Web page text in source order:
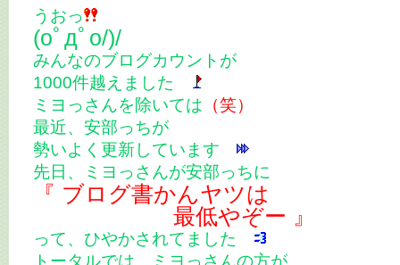
うおっ
(oﾟдﾟo/)/
みんなのブログカウントが
1000件越えました
ミヨっさんを除いては （笑）
最近、安部っちが
勢いよく更新しています
先日、ミヨっさんが安部っちに
『 ブログ書かんヤツは
最低やぞー 』
って、ひやかされてました
トータルでは、ミヨっさんの方が